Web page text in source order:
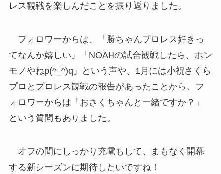
レス観戦を楽しんだことを振り返りました。
フォロワーからは、「勝ちゃんプロレス好きっ
てなんか嬉しい」「NOAHの試合観戦したら、ホン
モノやねp(^_^)q」という声や、1月には小祝さくら
プロとプロレス観戦の報告があったことから、フ
ォロワーからは「おさくちゃんと一緒ですか？」
という質問もありました。
オフの間にしっかり充電もして、まもなく開幕
する新シーズンに期待したいですね！